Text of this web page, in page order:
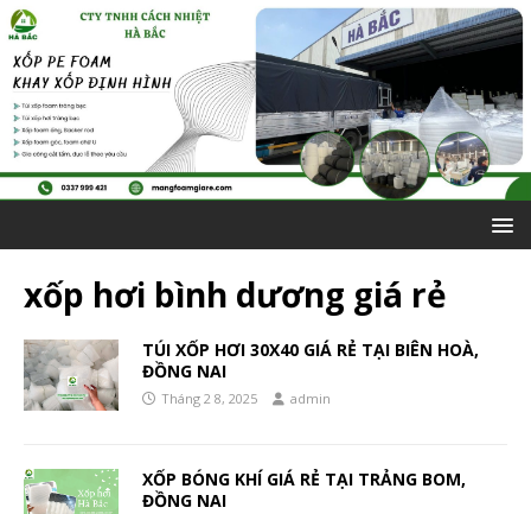
xốp hơi bình dương giá rẻ
TÚI XỐP HƠI 30X40 GIÁ RẺ TẠI BIÊN HOÀ,
ĐỒNG NAI
Tháng 2 8, 2025 admin
XỐP BÓNG KHÍ GIÁ RẺ TẠI TRẢNG BOM,
ĐỒNG NAI